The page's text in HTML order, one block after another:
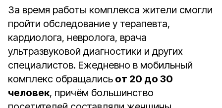
За время работы комплекса жители смогли
пройти обследование у терапевта,
кардиолога, невролога, врача
ультразвуковой диагностики и других
специалистов. Ежедневно в мобильный
комплекс обращались от 20 до 30
человек, причём большинство